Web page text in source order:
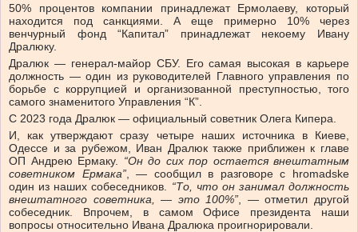
50% процентов компании принадлежат Ермолаеву, который
находится под санкциями. А еще примерно 10% через
венчурный фонд “Капитал” принадлежат некоему Ивану
Дралюку.
Дралюк — генерал-майор СБУ. Его самая высокая в карьере
должность — один из руководителей Главного управления по
борьбе с коррупцией и организованной преступностью, того
самого знаменитого Управления “К”.
С 2023 года Дралюк — официальный советник Олега Кипера.
И, как утверждают сразу четыре наших источника в Киеве,
Одессе и за рубежом, Иван Дралюк также приближен к главе
ОП Андрею Ермаку. “Он до сих пор остается внештатным
советником Ермака”, — сообщил в разговоре с hromadske
один из наших собеседников. “То, что он занимал должность
внештатного советника,
— это 100%” , — отметил другой
собеседник. Впрочем, в самом Офисе президента наши
вопросы относительно Ивана Дралюка проигнорировали.